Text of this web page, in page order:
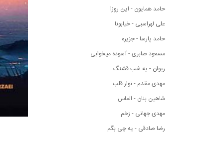
حامد همایون - این روزا
علی لهراسبی - خیابونا
حامد پارسا - جزیره
مسعود صابری - آسوده میخوابی
ریوان - یه شب قشنگ
مهدی مقدم - نوار قلب
شاهین بنان - الماس
مهدی جهانی - زخم
رضا صادقی - یه چی بگم